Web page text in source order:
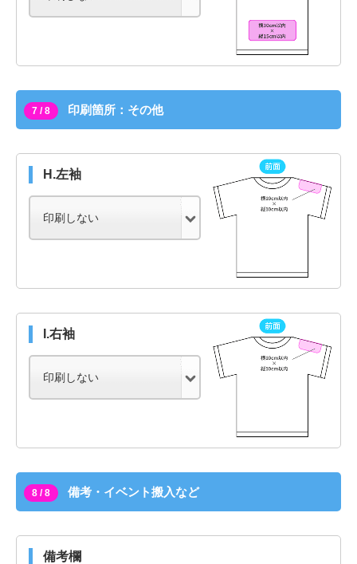
7 / 8 印刷箇所：その他
H.左袖
I.右袖
8 / 8 備考・イベント搬入など
備考欄